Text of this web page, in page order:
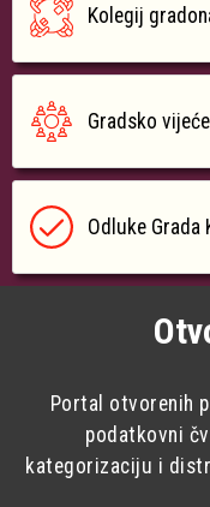
Kolegij
Gradsko vijeće
Odluke Grada
Portal otvorenih
podatkovni
kategorizaciju i